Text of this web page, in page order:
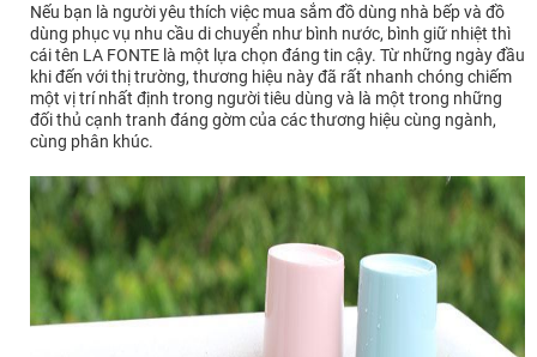
Nếu bạn là người yêu thích việc mua sắm đồ dùng nhà bếp và đồ
dùng phục vụ nhu cầu di chuyển như bình nước, bình giữ nhiệt thì
cái tên LA FONTE là một lựa chọn đáng tin cậy. Từ những ngày đầu
khi đến với thị trường, thương hiệu này đã rất nhanh chóng chiếm
một vị trí nhất định trong người tiêu dùng và là một trong những
đối thủ cạnh tranh đáng gờm của các thương hiệu cùng ngành,
cùng phân khúc.